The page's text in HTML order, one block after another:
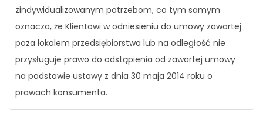
zindywidualizowanym potrzebom, co tym samym
oznacza, że Klientowi w odniesieniu do umowy zawartej
poza lokalem przedsiębiorstwa lub na odległość nie
przysługuje prawo do odstąpienia od zawartej umowy
na podstawie ustawy z dnia 30 maja 2014 roku o
prawach konsumenta.